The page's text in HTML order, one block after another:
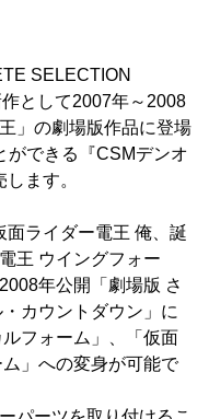
SELECTION
として2007年～2008
」の劇場版作品に登場
ができる『CSMデンオ
ます。
ライダー電王 俺、誕
王 ウイングフォー
年公開「劇場版 さ
カウントダウン」に
フォーム」、「仮面
」への変身が可能で